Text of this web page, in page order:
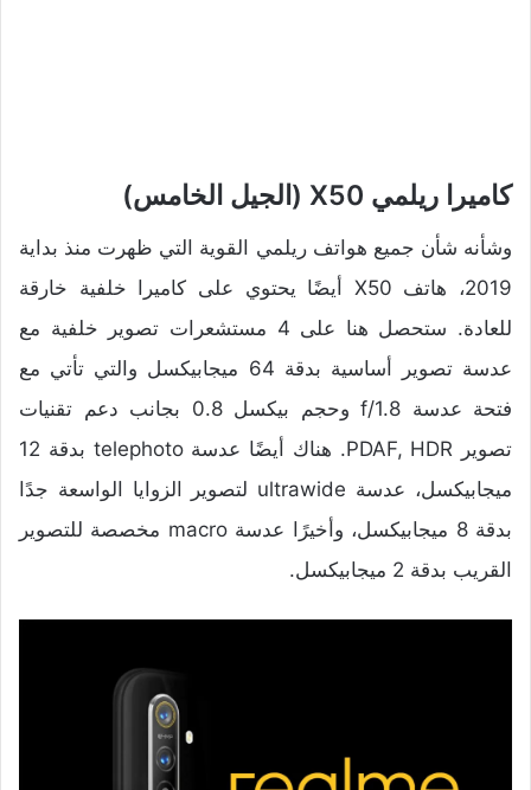
كاميرا ريلمي X50 (الجيل الخامس)
وشأنه شأن جميع هواتف ريلمي القوية التي ظهرت منذ بداية
2019، هاتف X50 أيضًا يحتوي على كاميرا خلفية خارقة
للعادة. ستحصل هنا على 4 مستشعرات تصوير خلفية مع
عدسة تصوير أساسية بدقة 64 ميجابيكسل والتي تأتي مع
فتحة عدسة f/1.8 وحجم بيكسل 0.8 بجانب دعم تقنيات
تصوير PDAF, HDR. هناك أيضًا عدسة telephoto بدقة 12
ميجابيكسل، عدسة ultrawide لتصوير الزوايا الواسعة جدًا
بدقة 8 ميجابيكسل، وأخيرًا عدسة macro مخصصة للتصوير
القريب بدقة 2 ميجابيكسل.